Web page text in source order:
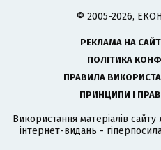
© 2005-2026,
РЕКЛАМА НА
ПОЛІТИКА
ПРАВИЛА
ПРИНЦИПИ І
Використання матеріалів
інтернет-видань -